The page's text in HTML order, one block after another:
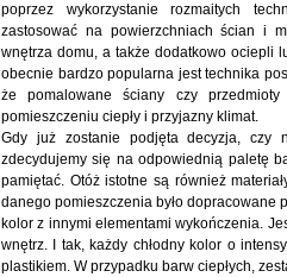
poprzez wykorzystanie rozmaitych
zastosować na powierzchniach ścian i
wnętrza domu, a także dodatkowo ociepli
obecnie bardzo popularna jest technika
że pomalowane ściany czy
pomieszczeniu ciepły i przyjazny klimat.
Gdy już zostanie podjęta decyzja,
zdecydujemy się na odpowiednią paletę
pamiętać. Otóż istotne są również
danego pomieszczenia było dopracowane
kolor z innymi elementami wykończenia.
wnętrz. I tak, każdy chłodny kolor o
plastikiem. W przypadku barw ciepłych,